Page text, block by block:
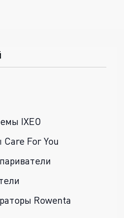
IXEO
For You
Rowenta